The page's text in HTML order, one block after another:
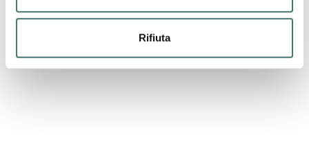
Rifiuta
depressione, ecc…), in altri casi invece sono